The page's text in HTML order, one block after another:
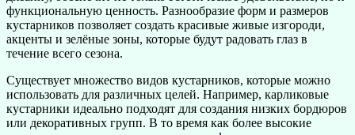
функциональную ценность. Разнообразие форм и размеров
кустарников позволяет создать красивые живые изгороди,
акценты и зелёные зоны, которые будут радовать глаз в
течение всего сезона.
Существует множество видов кустарников, которые можно
использовать для различных целей. Например, карликовые
кустарники идеально подходят для создания низких бордюров
или декоративных групп. В то время как более высокие